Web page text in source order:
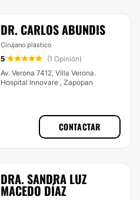
DR. CARLOS ABUNDIS
Cirujano plástico
5
(1 Opinión)
Av. Verona 7412, Villa Verona.
Hospital Innovare , Zapopan
CONTACTAR
DRA. SANDRA LUZ
MACEDO DÍAZ